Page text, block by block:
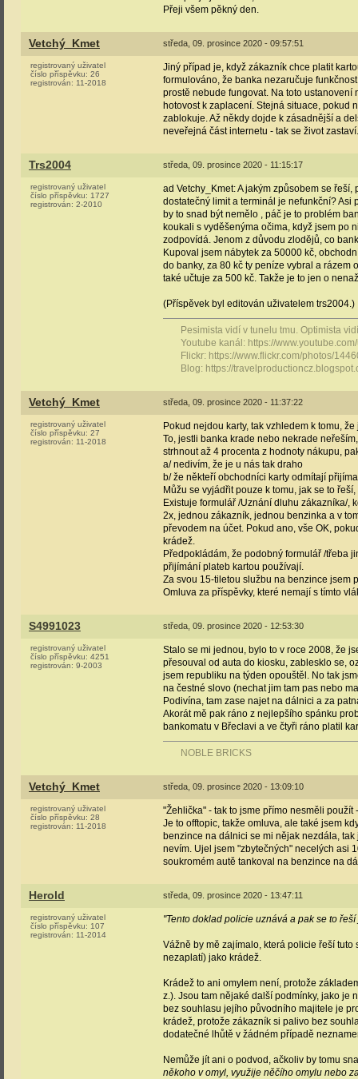
Přeji všem pěkný den.
Vetchý_Kmet středa, 09. prosince 2020 - 09:57:51
registrovaný uživatel
číslo příspěvku: 26
registrován: 11-2018
Jiný případ je, když zákazník chce platit
formulováno, že banka nezaručuje
prostě nebude fungovat. Na toto
hotovost k zaplacení. Stejná situace, pokud
zablokuje. Až někdy dojde k zásadnější a
neveřejná část internetu - tak se život
Trs2004 středa, 09. prosince 2020 - 11:15:17
registrovaný uživatel
číslo příspěvku: 1727
registrován: 2-2010
ad Vetchy_Kmet: A jakým způsobem se
dostatečný limit a terminál je nefunkční? Asi
by to snad být nemělo , páč je to problém
koukali s vyděšenýma očima, když jsem po
zodpovídá. Jenom z důvodu zlodějů, co
Kupoval jsem nábytek za 50000 kč,
do banky, za 80 kč ty peníze vybral a
také učtuje za 500 kč. Takže je to jen o
(Příspěvek byl editován uživatelem trs2004.)
Pesimista vidí v tunelu tmu. Optimista
Youtube kanál: https://
Flickr: https://www.flickr.com/photos/
Blog: https://
Vetchý_Kmet středa, 09. prosince 2020 - 11:37:22
registrovaný uživatel
číslo příspěvku: 27
registrován: 11-2018
Pokud nejdou karty, tak vzhledem k tomu,
To, jestli banka krade nebo nekrade
strhnout až 4 procenta z hodnoty nákupu,
a/ nedivím, že je u nás tak draho
b/ že někteří obchodníci karty odmítají
Můžu se vyjádřit pouze k tomu, jak se to
Existuje formulář /Uznání dluhu zákazníka/,
2x, jednou zákazník, jednou benzinka a v
převodem na účet. Pokud ano, vše OK,
krádež.
Předpokládám, že podobný formulář /třeba
přijímání plateb kartou používají.
Za svou 15-tiletou službu na benzince jsem
Omluva za příspěvky, které nemají s tímto
S4991023 středa, 09. prosince 2020 - 12:53:30
registrovaný uživatel
číslo příspěvku: 4251
registrován: 9-2003
Stalo se mi jednou, bylo to v roce 2008, že
přesouval od auta do kiosku, zablesklo se,
jsem republiku na týden opouštěl. No tak
na čestné slovo (nechat jim tam pas nebo
Podivína, tam zase najet na dálnici a za
Akorát mě pak ráno z nejlepšího spánku
bankomatu v Břeclavi a ve čtyři ráno platil
NOBLE BRICKS
Vetchý_Kmet středa, 09. prosince 2020 - 13:09:10
registrovaný uživatel
číslo příspěvku: 28
registrován: 11-2018
"Žehlička" - tak to jsme přímo nesměli
Je to offtopic, takže omluva, ale také jsem
benzince na dálnici se mi nějak nezdála,
nevím. Ujel jsem "zbytečných" necelých asi
soukromém autě tankoval na benzince na
Herold středa, 09. prosince 2020 - 13:47:11
registrovaný uživatel
číslo příspěvku: 107
registrován: 11-2014
"Tento doklad policie uznává a pak se to
Vážně by mě zajímalo, která policie řeší
nezaplatí) jako krádež.
Krádež to ani omylem není, protože
z.). Jsou tam nějaké další podmínky, jako je
bez souhlasu jejího původního majitele je
krádež, protože zákazník si palivo bez
dodatečné lhůtě v žádném případě
Nemůže jít ani o podvod, ačkoliv by tomu
někoho v omyl, využije něčího omylu nebo